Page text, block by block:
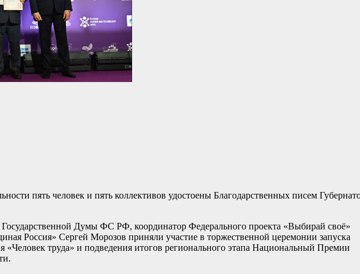
пять человек и пять коллективов удостоены Благодарственных писем
Думы ФС РФ, координатор Федерального проекта «Выбирай своё»
Россия» Сергей Морозов приняли участие в торжественной церемонии запуска
«Человек труда» и подведения итогов регионального этапа Национальный Премии